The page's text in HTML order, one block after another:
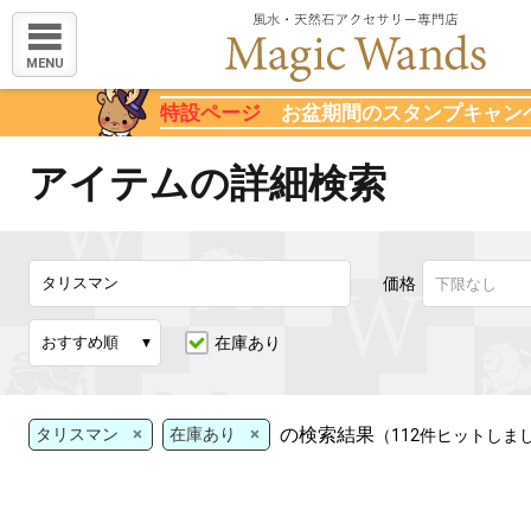
MENU
特設ページ お盆期間のスタンプキャン
アイテムの詳細検索
価格
在庫あり
タリスマン × 在庫あり × の検索結果 （112件ヒットしま